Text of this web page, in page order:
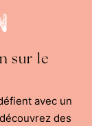
sur le
avec un
des